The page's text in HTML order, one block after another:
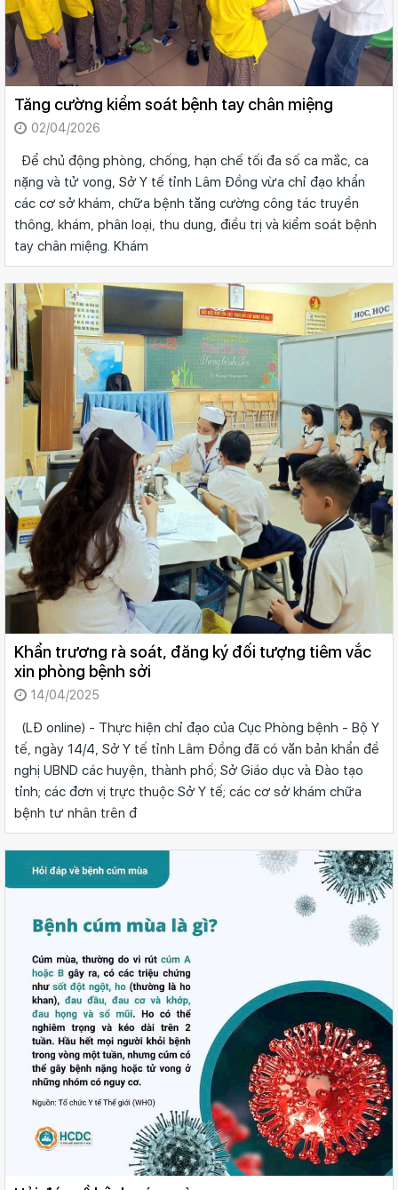
Tăng cường kiểm soát bệnh tay chân miệng
02/04/2026
Để chủ động phòng, chống, hạn chế tối đa số ca mắc, ca
nặng và tử vong, Sở Y tế tỉnh Lâm Đồng vừa chỉ đạo khẩn
các cơ sở khám, chữa bệnh tăng cường công tác truyền
thông, khám, phân loại, thu dung, điều trị và kiểm soát bệnh
tay chân miệng. Khám
Khẩn trương rà soát, đăng ký đối tượng tiêm vắc
xin phòng bệnh sởi
14/04/2025
(LĐ online) - Thực hiện chỉ đạo của Cục Phòng bệnh - Bộ Y
tế, ngày 14/4, Sở Y tế tỉnh Lâm Đồng đã có văn bản khẩn đề
nghị UBND các huyện, thành phố; Sở Giáo dục và Đào tạo
tỉnh; các đơn vị trực thuộc Sở Y tế; các cơ sở khám chữa
bệnh tư nhân trên đ